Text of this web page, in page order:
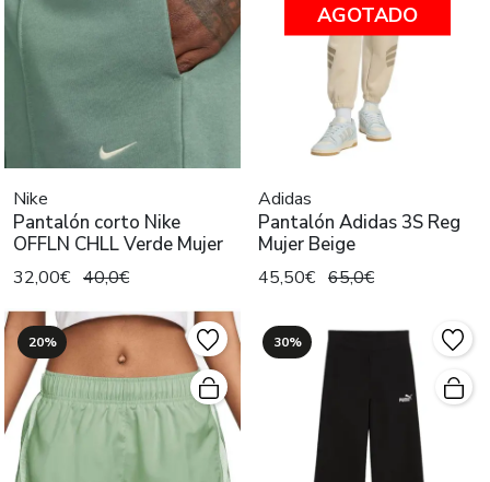
Nike
Pantalón corto Nike
OFFLN CHLL Verde Mujer
32,00€ 40,0€
AGOTADO
Adidas
Pantalón Adidas 3S Reg
Mujer Beige
45,50€ 65,0€
20% 30%